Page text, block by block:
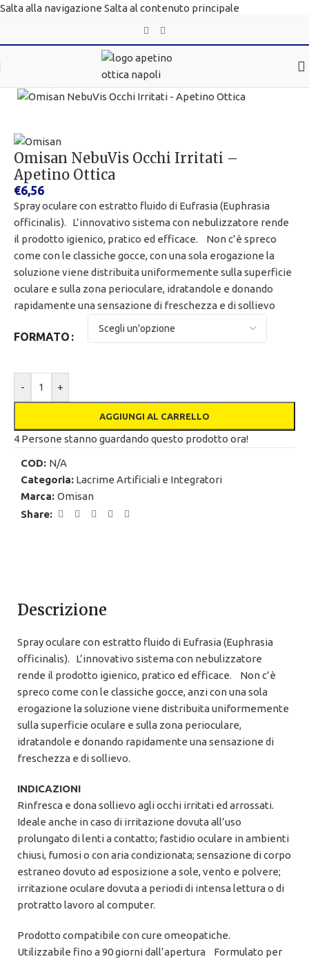
Salta alla navigazione Salta al contenuto principale
Clicca per ingrandire
Omisan NebuVis Occhi Irritati –
Apetino Ottica
€6,56
Spray oculare con estratto fluido di Eufrasia (Euphrasia
officinalis). L’innovativo sistema con nebulizzatore rende
il prodotto igienico, pratico ed efficace. Non c’è spreco
come con le classiche gocce, con una sola erogazione la
soluzione viene distribuita uniformemente sulla superficie
oculare e sulla zona perioculare, idratandole e donando
rapidamente una sensazione di freschezza e di sollievo
FORMATO
- +
AGGIUNGI AL CARRELLO
4 Persone stanno guardando questo prodotto ora!
COD: N/A
Categoria: Lacrime Artificiali e Integratori
Marca: Omisan
Share:
Descrizione
Spray oculare con estratto fluido di Eufrasia (Euphrasia
officinalis). L’innovativo sistema con nebulizzatore
rende il prodotto igienico, pratico ed efficace. Non c’è
spreco come con le classiche gocce, anzi con una sola
erogazione la soluzione viene distribuita uniformemente
sulla superficie oculare e sulla zona perioculare,
idratandole e donando rapidamente una sensazione di
freschezza e di sollievo.
INDICAZIONI
Rinfresca e dona sollievo agli occhi irritati ed arrossati.
Ideale anche in caso di irritazione dovuta all’uso
prolungato di lenti a contatto; fastidio oculare in ambienti
chiusi, fumosi o con aria condizionata; sensazione di corpo
estraneo dovuto ad esposizione a sole, vento e polvere;
irritazione oculare dovuta a periodi di intensa lettura o di
protratto lavoro al computer.
Prodotto compatibile con cure omeopatiche.
Utilizzabile fino a 90 giorni dall’apertura Formulato per